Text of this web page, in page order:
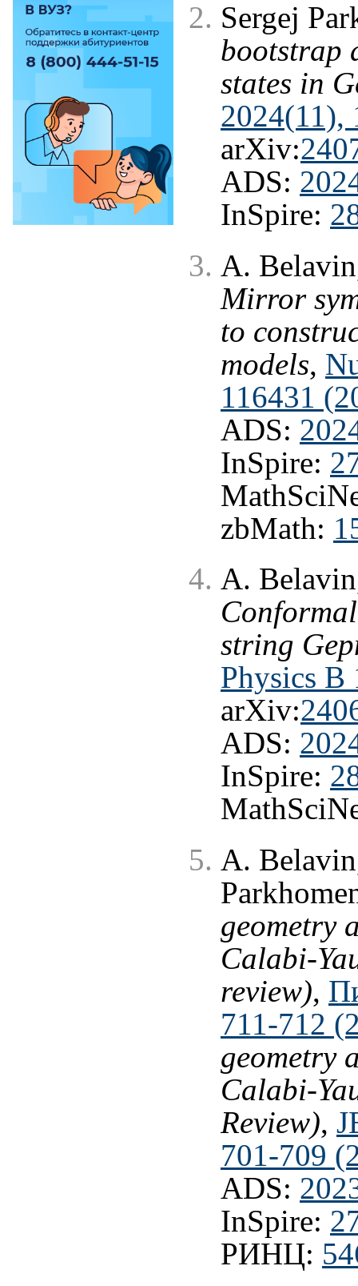
Sergej
bootstrap
states in
2024(11),
arXiv:
ADS:
InSpire:
A.
Mirror
to
models,
116431
ADS:
InSpire:
zbMath:
A.
string
Physics B
arXiv:
ADS:
InSpire:
A.
geometry
Calabi-
review),
711-712
geometry
Calabi-
Review),
701-709
ADS:
InSpire:
РИНЦ: